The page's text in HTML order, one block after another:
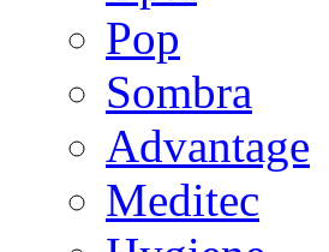
Pop
Sombra
Advantage
Meditec